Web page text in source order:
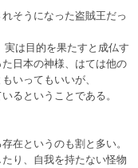
そうになった盗賊王だっ
は目的を果たすと成仏す
日本の神様、はては他の
いってもいいが、
るということである。
在というのも割と多い。
り、自我を持たない怪物